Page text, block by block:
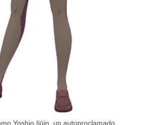
Yoshio Ijūin, un autoproclamado